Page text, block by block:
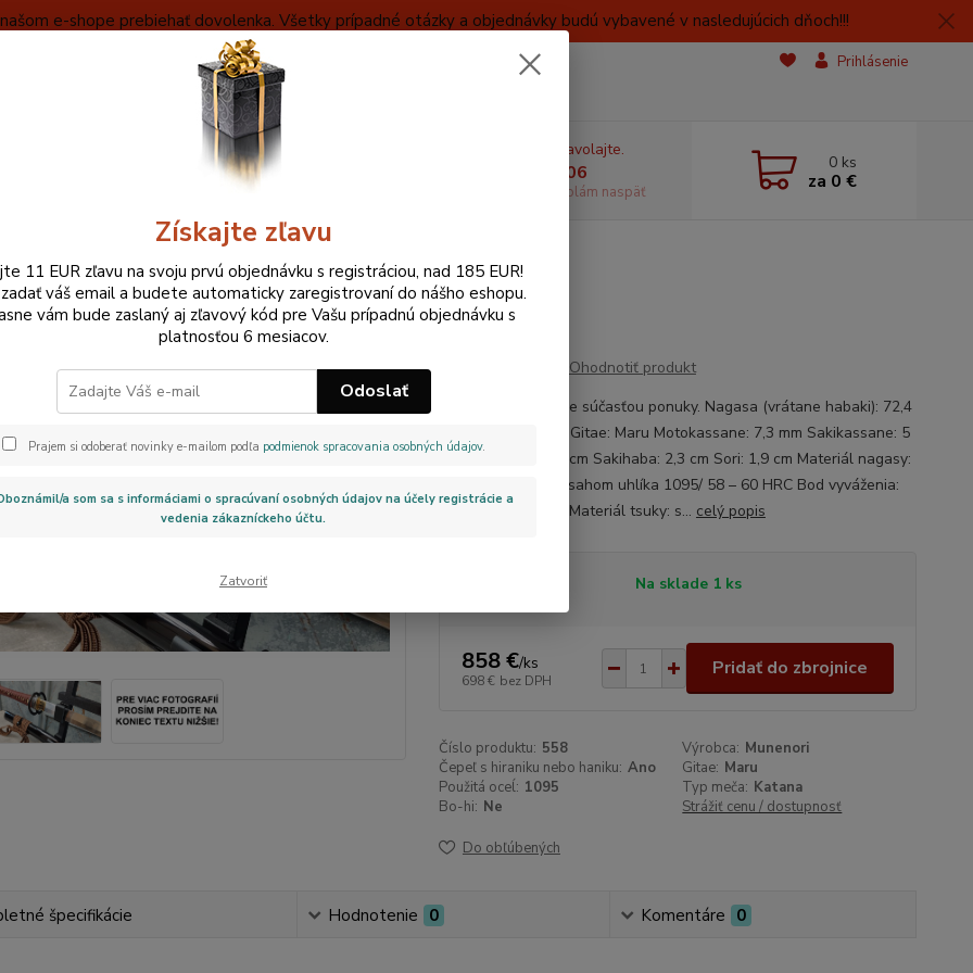
e-shope prebiehať dovolenka. Všetky prípadné otázky a objednávky budú vybavené v nasledujúcich dňoch!!!
OBCHODNÉ INFORMÁCIE Prihlásenie
Hľadať
Neviete si rady? Zavolajte.
+420 606059406
Pri nedostupnosti volám naspäť
0 ks
za 0 €
Kojiro Musashi Katana brown
Musashi Katana brown
Ohodnotiť produkt
Stojan na meč nie je súčasťou ponuky. Nagasa (vrátane habaki): 72,4
cm Tsuka: 28,7 cm Gitae: Maru Motokassane: 7,3 mm Sakikassane: 5
mm Motohaba: 3,2 cm Sakihaba: 2,3 cm Sori: 1,9 cm Materiál nagasy:
Oceľ s vysokým obsahom uhlíka 1095/ 58 – 60 HRC Bod vyváženia:
13,75 cm od tsuby Materiál tsuky: s... celý popis
Na sklade 1 ks
858 €/ks
698 € bez DPH
Pridať do zbrojnice
Číslo produktu: 558 Výrobca: Munenori
Čepeľ s hiraniku nebo haniku: Ano Gitae: Maru
Použitá oceĺ: 1095 Typ meča: Katana
Bo-hi: Ne Strážiť cenu / dostupnosť
Do obľúbených
špecifikácie Hodnotenie 0 Komentáre 0
Získajte zľavu
11 EUR zľavu na svoju prvú objednávku s registráciou, nad 185 EUR!
váš email a budete automaticky zaregistrovaní do nášho eshopu.
vám bude zaslaný aj zľavový kód pre Vašu prípadnú objednávku s
platnosťou 6 mesiacov.
Odoslať
Prajem si odoberať novinky e-mailom podľa podmienok spracovania osobných údajov.
a som sa s informáciami o spracúvaní osobných údajov na účely registrácie a
vedenia zákazníckeho účtu.
Zatvoriť